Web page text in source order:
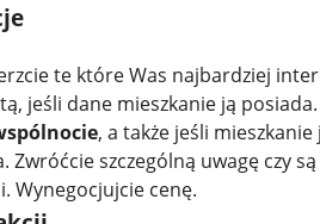
te które Was najbardziej
jeśli dane mieszkanie ją
, a także jeśli
Zwróćcie szczególną uwagę czy
Wynegocjujcie cenę.